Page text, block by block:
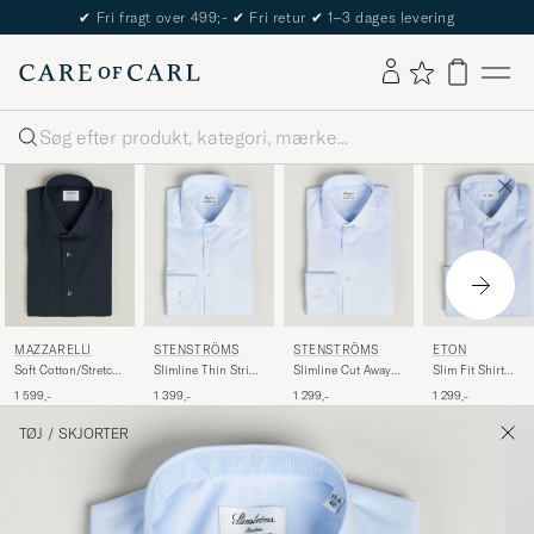
The Care of Carl Passport
Søg
MAZZARELLI
Soft Cotton/Stretch
1 599,-
STENSTRÖMS
Slimline Thin Stripe
1 399,-
STENSTRÖMS
Slimline Cut Away
1 299,-
ETON
Slim Fit Shirt
1 299,-
TØJ / SKJORTER